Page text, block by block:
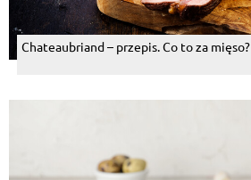
Chateaubriand – przepis. Co to za mięso?